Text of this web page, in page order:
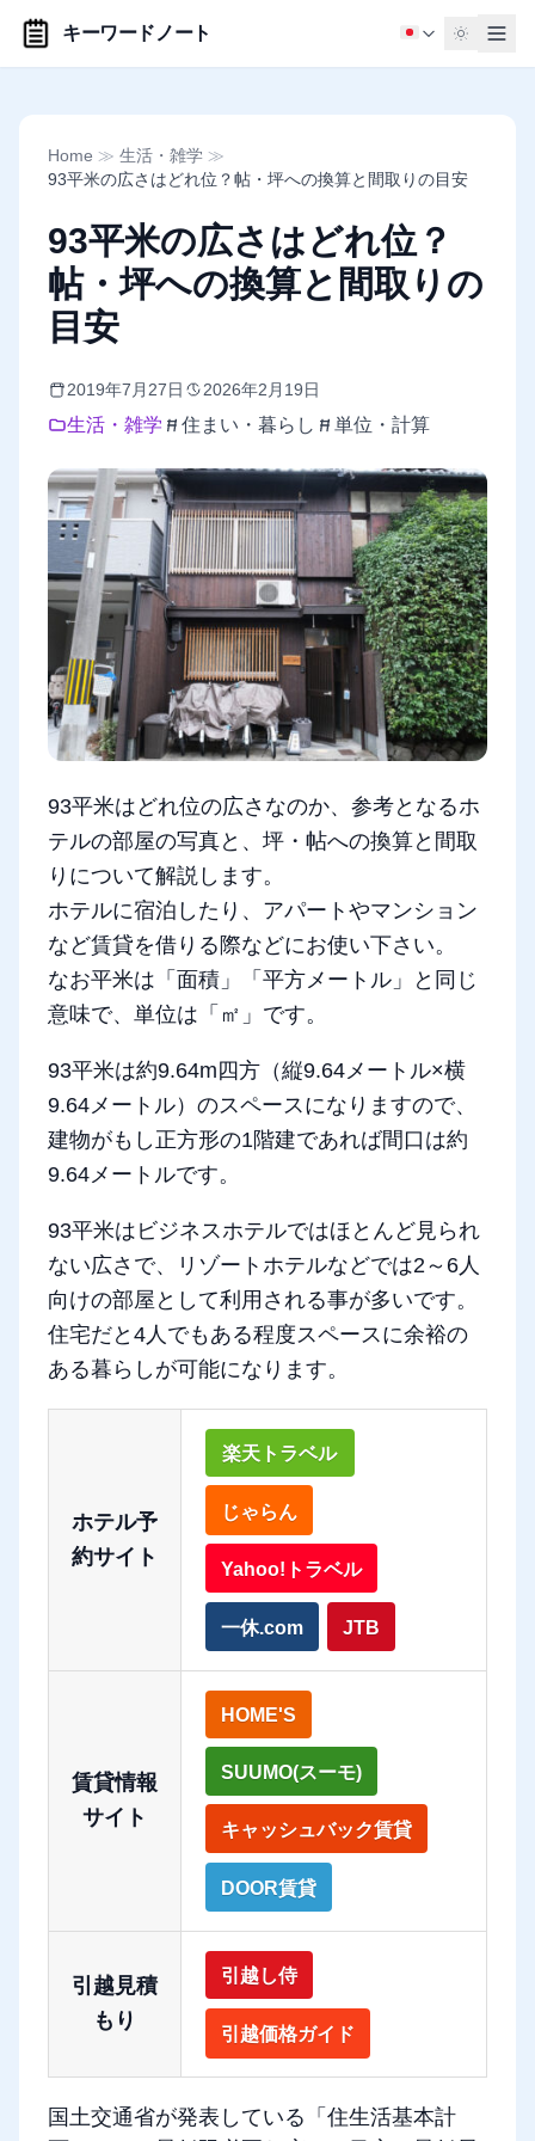
キーワードノート
Home ≫ 生活・雑学 ≫
93平米の広さはどれ位？帖・坪への換算と間取りの目安
93平米の広さはどれ位？
帖・坪への換算と間取りの
目安
2019年7月27日 2026年2月19日
生活・雑学 住まい・暮らし 単位・計算
93平米はどれ位の広さなのか、参考となるホ
テルの部屋の写真と、坪・帖への換算と間取
りについて解説します。
ホテルに宿泊したり、アパートやマンション
など賃貸を借りる際などにお使い下さい。
なお平米は「面積」「平方メートル」と同じ
意味で、単位は「㎡」です。
93平米は約9.64m四方（縦9.64メートル×横
9.64メートル）のスペースになりますので、
建物がもし正方形の1階建であれば間口は約
9.64メートルです。
93平米はビジネスホテルではほとんど見られ
ない広さで、リゾートホテルなどでは2～6人
向けの部屋として利用される事が多いです。
住宅だと4人でもある程度スペースに余裕の
ある暮らしが可能になります。
ホテル予
約サイト
楽天トラベル
じゃらん
Yahoo!トラベル
一休.com JTB
賃貸情報
サイト
HOME'S
SUUMO(スーモ)
キャッシュバック賃貸
DOOR賃貸
引越見積
もり
引越し侍
引越価格ガイド
国土交通省が発表している「住生活基本計